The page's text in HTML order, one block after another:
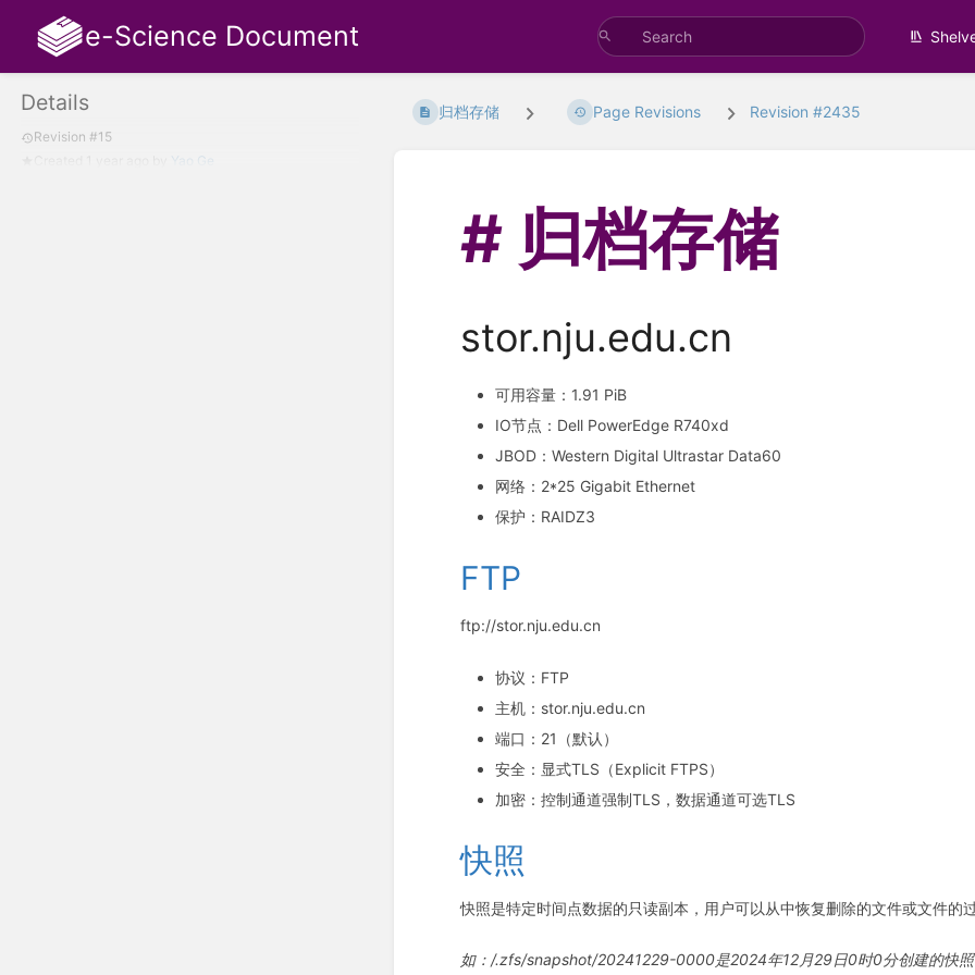
e-Science Document
Details
Revision #15
Yao Ge
归档存储 Page Revisions Revision #2435
归档存储
stor.nju.edu.cn
可用容量：1.91 PiB
IO节点：Dell PowerEdge R740xd
JBOD：Western Digital Ultrastar Data60
网络：2*25 Gigabit Ethernet
保护：RAIDZ3
FTP
ftp://stor.nju.edu.cn
协议：FTP
主机：stor.nju.edu.cn
端口：21（默认）
安全：显式TLS（Explicit FTPS）
加密：控制通道强制TLS，数据通道可选TLS
快照
快照是特定时间点数据的只读副本，用户可以从中恢复删除的文件或文件的
如：/.zfs/snapshot/20241229-0000是2024年12月29日0时0分创建的快照